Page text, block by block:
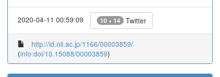
2020-04-11 00:59:09 10 + 14 Twitter
http://id.nii.ac.jp/1166/00003859/
(info:doi/10.15088/00003859)